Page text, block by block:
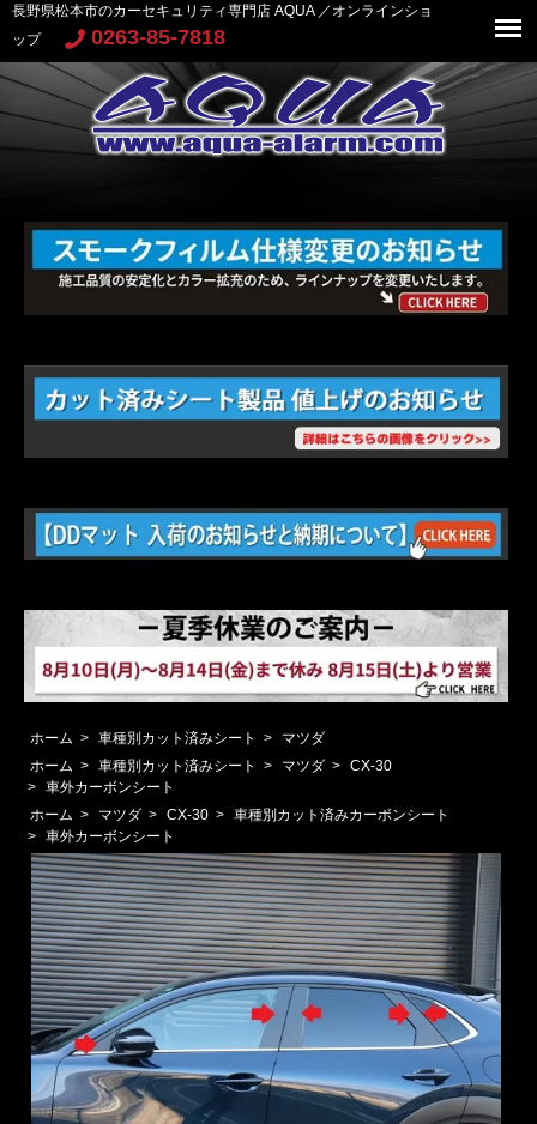
長野県松本市のカーセキュリティ専門店 AQUA ／オンラインショ
ップ
0263-85-7818
ホーム > 車種別カット済みシート >
マツダ
ホーム > 車種別カット済みシート > マツダ > CX-30
> 車外カーボンシート
ホーム > マツダ > CX-30 > 車種別カット済みカーボンシート
> 車外カーボンシート